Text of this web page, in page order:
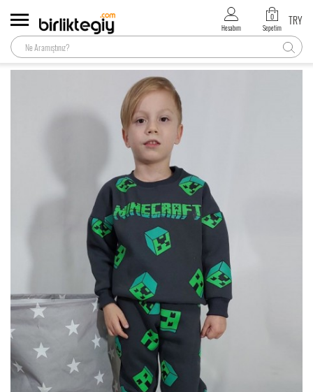
Hesabım
0
Sepetim
TRY